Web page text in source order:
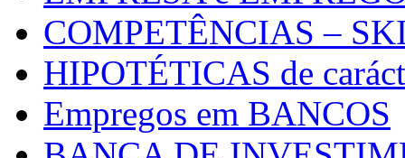
COMPETÊNCIAS –
HIPOTÉTICAS de
Empregos em BANCOS